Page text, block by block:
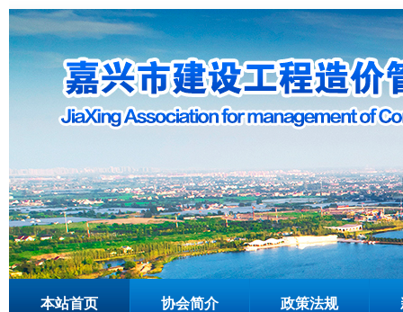
本站首页 协会简介 政策法规